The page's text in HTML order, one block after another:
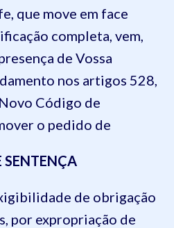
que move em face
completa, vem,
de Vossa
nos artigos 528,
Código de
o pedido de
SENTENÇA
de obrigação
por expropriação de